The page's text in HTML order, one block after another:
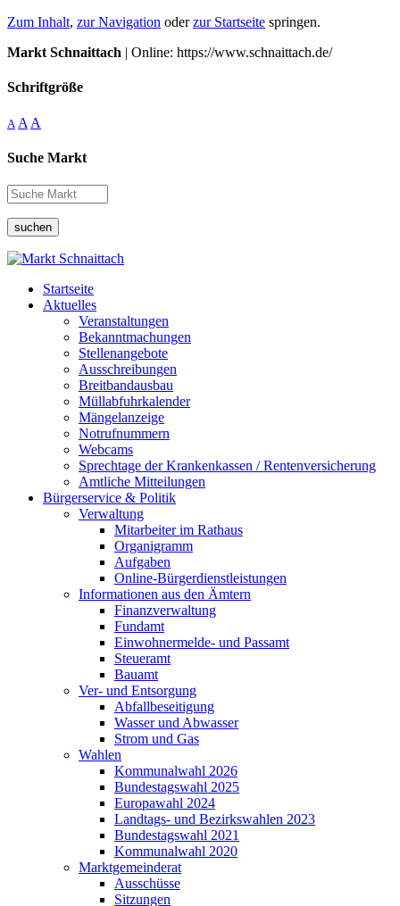
Zum Inhalt, zur Navigation oderzur Startseite springen.
Markt Schnaittach | Online: https://www.schnaittach.de/
Schriftgröße
A A A
Suche Markt
suchen
Startseite
Aktuelles
Veranstaltungen
Bekanntmachungen
Stellenangebote
Ausschreibungen
Breitbandausbau
Müllabfuhrkalender
Mängelanzeige
Notrufnummern
Webcams
Sprechtage der Krankenkassen / Rentenversicherung
Amtliche Mitteilungen
Bürgerservice & Politik
Verwaltung
Mitarbeiter im Rathaus
Organigramm
Aufgaben
Online-Bürgerdienstleistungen
Informationen aus den Ämtern
Finanzverwaltung
Fundamt
Einwohnermelde- und Passamt
Steueramt
Bauamt
Ver- und Entsorgung
Abfallbeseitigung
Wasser und Abwasser
Strom und Gas
Wahlen
Kommunalwahl 2026
Bundestagswahl 2025
Europawahl 2024
Landtags- und Bezirkswahlen 2023
Bundestagswahl 2021
Kommunalwahl 2020
Marktgemeinderat
Ausschüsse
Sitzungen